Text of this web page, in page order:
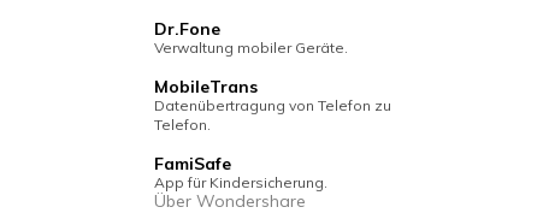
Dr.Fone
Verwaltung mobiler Geräte.
MobileTrans
Datenübertragung von Telefon zu
Telefon.
FamiSafe
App für Kindersicherung.
Über Wondershare